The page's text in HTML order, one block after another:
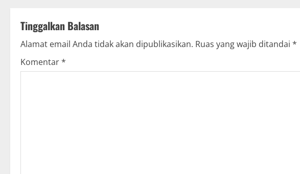
n
a
v
Tinggalkan Balasan
Alamat email Anda tidak akan dipublikasikan. Ruas yang wajib ditandai *
Komentar*